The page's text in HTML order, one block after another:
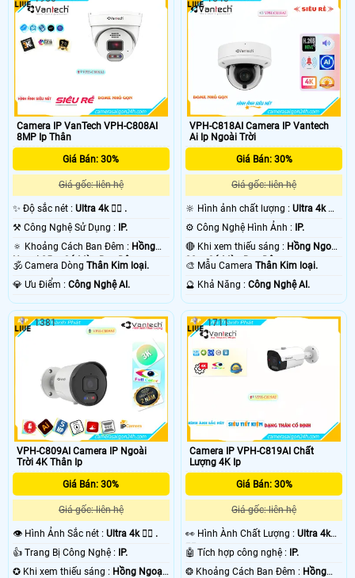
Camera IP VanTech VPH-C808AI
8MP Ip Thân
Giá Bán: 30%
Giá gốc: liên hệ
✨ Độ sắc nét : Ultra 4k 👍🏾 .
⚒ Công Nghệ Sử Dụng :
IP.
🔅 Khoảng Cách Ban Đêm : Hồng
Ngoại 25m Có Màu Ban Ðêm.
🕉️ Camera Dòng Thân Kim loại.
️💎 Ưu Điểm : Công Nghệ AI.
VPH-C818AI Camera IP Vantech
Ai Ip Ngoài Trời
Giá Bán: 30%
Giá gốc: liên hệ
🔆 Hình ảnh chất lượng :Ultra 4k 👍🏾
.
⚙ Công Nghệ Hình Ảnh :
IP.
🔴 Khi xem thiếu sáng : Hồng Ngoại
20m Có Màu Ban Ðêm.
🎨 Mẫu CameraThân Kim loại.
️🔮 Khả Năng :Công Nghệ AI.
VPH-C809AI Camera IP Ngoài
Trời 4K Thân Ip
Giá Bán: 30%
Giá gốc: liên hệ
👁 Hình Ảnh Sắc nét : Ultra 4k 👍🏾 .
👍 Trang Bị Công Nghệ : IP.
✪ Khi xem thiếu sáng : Hồng Ngoại
1381
Camera IP VPH-C819AI Chất
Lượng 4K Ip
Giá Bán: 30%
Giá gốc: liên hệ
️👀 Hình Ành Chất Lượng :Ultra 4k
👍🏾 .
🤖️ Tích hợp công nghệ : IP.
❂ Khoảng Cách Ban Đêm : Hồng
1711